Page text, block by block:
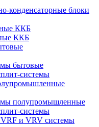
конденсаторные блоки
ККБ
ККБ
бытовые
системы
полупромышленные
системы
и VRV системы